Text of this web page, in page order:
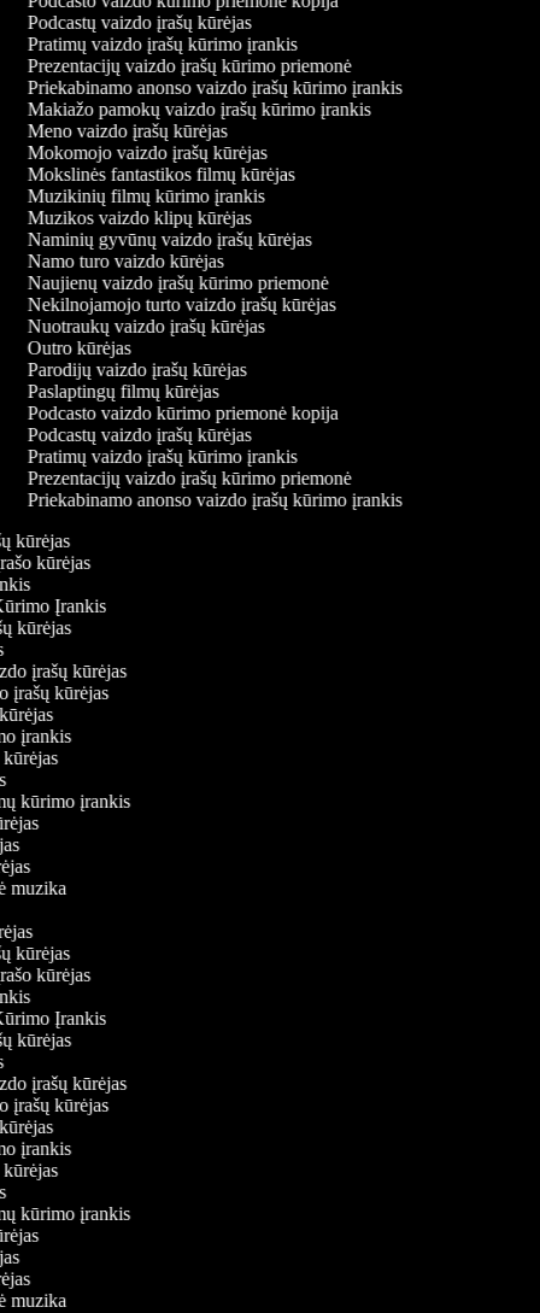
Podcastų vaizdo įrašų kūrėjas
Pratimų vaizdo įrašų kūrimo įrankis
Prezentacijų vaizdo įrašų kūrimo priemonė
Priekabinamo anonso vaizdo įrašų kūrimo įrankis
Makiažo pamokų vaizdo įrašų kūrimo įrankis
Meno vaizdo įrašų kūrėjas
Mokomojo vaizdo įrašų kūrėjas
Mokslinės fantastikos filmų kūrėjas
Muzikinių filmų kūrimo įrankis
Muzikos vaizdo klipų kūrėjas
Naminių gyvūnų vaizdo įrašų kūrėjas
Namo turo vaizdo kūrėjas
Naujienų vaizdo įrašų kūrimo priemonė
Nekilnojamojo turto vaizdo įrašų kūrėjas
Nuotraukų vaizdo įrašų kūrėjas
Outro kūrėjas
Parodijų vaizdo įrašų kūrėjas
Paslaptingų filmų kūrėjas
Podcasto vaizdo kūrimo priemonė kopija
Podcastų vaizdo įrašų kūrėjas
Pratimų vaizdo įrašų kūrimo įrankis
Prezentacijų vaizdo įrašų kūrimo priemonė
Priekabinamo anonso vaizdo įrašų kūrimo įrankis
kūrėjas
kūrėjas
Įrankis
kūrėjas
įrašų kūrėjas
įrašų kūrėjas
įrankis
kūrėjas
kūrimo įrankis
muzika
kūrėjas
kūrėjas
Įrankis
kūrėjas
įrašų kūrėjas
įrašų kūrėjas
įrankis
kūrėjas
kūrimo įrankis
muzika